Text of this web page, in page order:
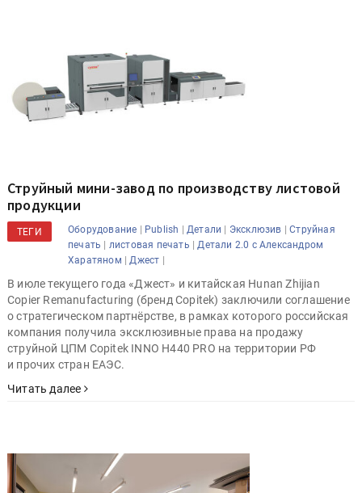
Струйный мини-завод по производству листовой
продукции
ТЕГИ Оборудование | Publish | Детали | Эксклюзив |Струйная
печать | листовая печать | Детали 2.0 с Александром
Харатяном | Джест |
В июле текущего года «Джест» и китайская Hunan Zhijian
Copier Remanufacturing (бренд Copitek) заключили соглашение
о стратегическом партнёрстве, в рамках которого российская
компания получила эксклюзивные права на продажу
струйной ЦПМ Copitek INNO H440 PRO на территории РФ
и прочих стран ЕАЭС.
Читать далее